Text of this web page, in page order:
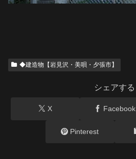
◆建造物【岩見沢・美唄・夕張市】
シェアする
X Facebook
Pinterest